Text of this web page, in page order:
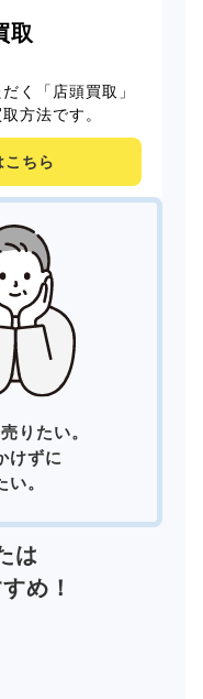
取
く「店頭買取」
方法です。
こちら
りたい。
けずに
。
は
め！